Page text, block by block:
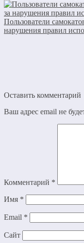
Пользователи
нарушения правил
Оставить комментарий
Ваш адрес email не
Комментарий *
Имя *
Email *
Сайт